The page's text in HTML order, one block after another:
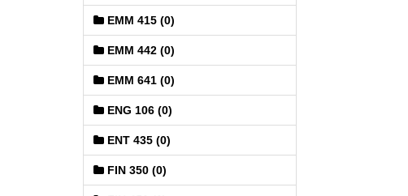
EMM 415 (0)
EMM 442 (0)
EMM 641 (0)
ENG 106 (0)
ENT 435 (0)
FIN 350 (0)